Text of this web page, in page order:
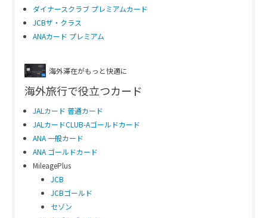
ダイナースクラブ プレミアムカード
JCBザ・クラス
ANAカード プレミアム
海外滞在がもっと快適に
海外旅行で役立つカード
JALカード 普通カード
JALカードCLUB-Aゴールドカード
ANA 一般カード
ANA ゴールドカード
MileagePlus
JCB
JCBゴールド
セゾン